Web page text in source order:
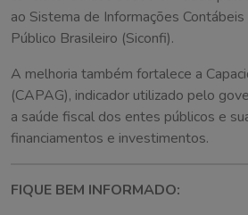
ao Sistema de Informações
Público Brasileiro (Siconfi).
A melhoria também fortalece a
(CAPAG), indicador utilizado pelo
a saúde fiscal dos entes públicos e
financiamentos e investimentos.
FIQUE BEM INFORMADO: